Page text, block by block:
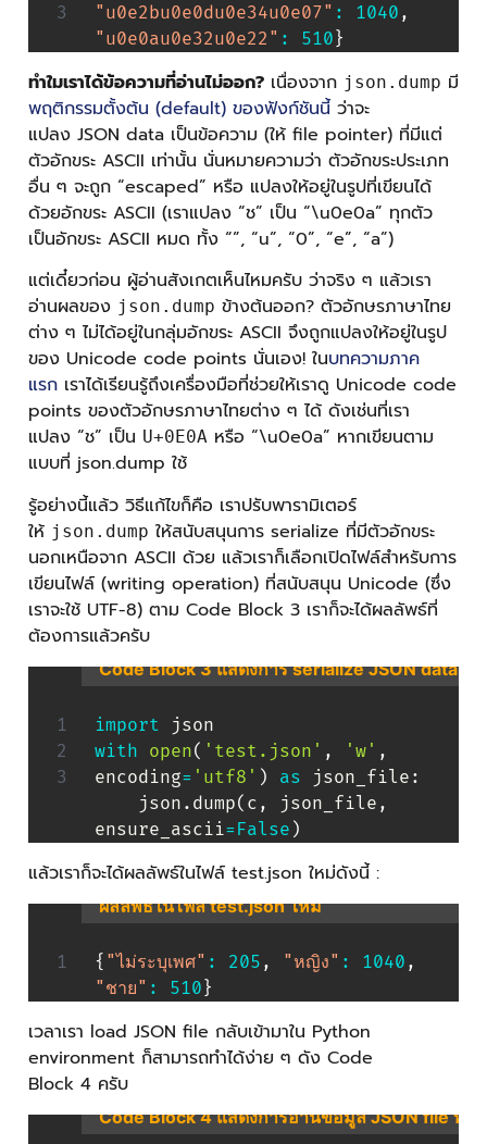
"u0e2bu0e0du0e34u0e07" : 1040 ,
"u0e0au0e32u0e22" : 510 }
ทำใมเราได้ข้อความที่อ่านไม่ออก? เนื่องจาก json.dump มี
พฤติกรรมตั้งต้น (default) ของฟังก์ชันนี้ ว่าจะ
แปลง JSON data เป็นข้อความ (ให้ file pointer) ที่มีแต่
ตัวอักขระ ASCII เท่านั้น นั่นหมายความว่า ตัวอักขระประเภท
อื่น ๆ จะถูก “escaped” หรือ แปลงให้อยู่ในรูปที่เขียนได้
ด้วยอักขระ ASCII (เราแปลง “ช” เป็น “\u0e0a” ทุกตัว
เป็นอักขระ ASCII หมด ทั้ง “”, “u”, “0”, “e”, “a”)
แต่เดี๋ยวก่อน ผู้อ่านสังเกตเห็นไหมครับ ว่าจริง ๆ แล้วเรา
อ่านผลของ json.dump ข้างต้นออก? ตัวอักษรภาษาไทย
ต่าง ๆ ไม่ได้อยู่ในกลุ่มอักขระ ASCII จึงถูกแปลงให้อยู่ในรูป
ของ Unicode code points นั่นเอง! ในบทความภาค
แรก เราได้เรียนรู้ถึงเครื่องมือที่ช่วยให้เราดู Unicode code
points ของตัวอักษรภาษาไทยต่าง ๆ ได้ ดังเช่นที่เรา
แปลง “ช” เป็น U+0E0A หรือ “\u0e0a” หากเขียนตาม
แบบที่ json.dump ใช้
รู้อย่างนี้แล้ว วิธีแก้ไขก็คือ เราปรับพารามิเตอร์
ให้ json.dump ให้สนับสนุนการ serialize ที่มีตัวอักขระ
นอกเหนือจาก ASCII ด้วย แล้วเราก็เลือกเปิดไฟล์สำหรับการ
เขียนไฟล์ (writing operation) ที่สนับสนุน Unicode (ซึ่ง
เราจะใช้ UTF-8) ตาม Code Block 3 เราก็จะได้ผลลัพธ์ที่
ต้องการแล้วครับ
Code Block 3 แสดงการ serialize JSON data เ
import
with open( 'test.json' , 'w' ,
encoding= 'utf8' ) as json_file :
    json
. dump( c , json_file ,
ensure_ascii= False )
แล้วเราก็จะได้ผลลัพธ์ในไฟล์ test.json ใหม่ดังนี้ :
ผลลัพธ์ในไฟล์ test.json ใหม่
{ "ไม่ระบุเพศ" : 205 , "หญิง" : 1040 ,
"ชาย" : 510 }
เวลาเรา load JSON file กลับเข้ามาใน Python
environment ก็สามารถทำได้ง่าย ๆ ดัง Code
Block 4 ครับ
Code Block 4 แสดงการอ่านข้อมูล JSON file ที่มี